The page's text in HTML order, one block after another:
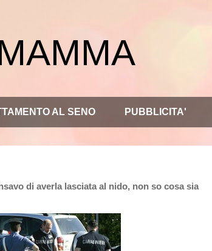
AL SENO PUBBLICITA'
di averla lasciata al nido, non so cosa sia